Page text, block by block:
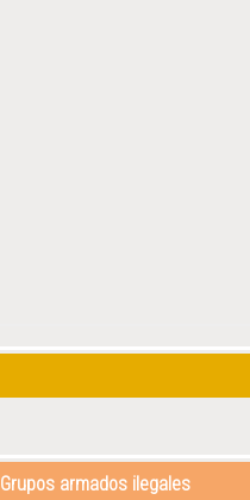
Grupos armados ilegales